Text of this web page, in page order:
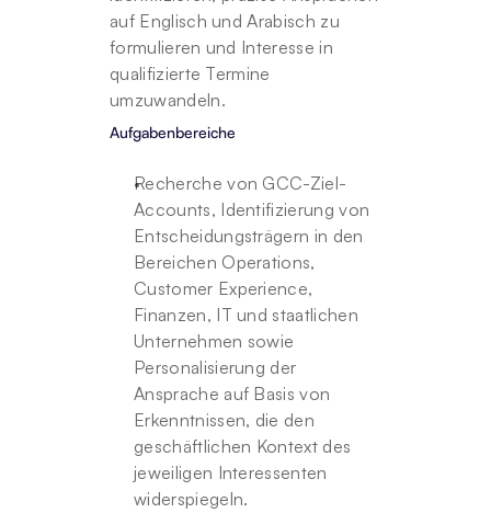
auf Englisch und Arabisch zu
formulieren und Interesse in
qualifizierte Termine
umzuwandeln.
Aufgabenbereiche
Recherche von GCC-Ziel-
Accounts, Identifizierung von
Entscheidungsträgern in den
Bereichen Operations,
Customer Experience,
Finanzen, IT und staatlichen
Unternehmen sowie
Personalisierung der
Ansprache auf Basis von
Erkenntnissen, die den
geschäftlichen Kontext des
jeweiligen Interessenten
widerspiegeln.